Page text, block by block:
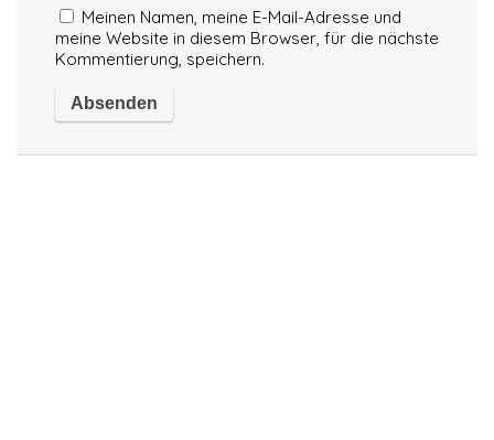
Meinen Namen, meine E-Mail-Adresse und
meine Website in diesem Browser, für die nächste
Kommentierung, speichern.